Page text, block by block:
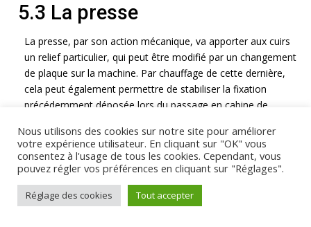
5.3 La presse
La presse, par son action mécanique, va apporter aux cuirs
un relief particulier, qui peut être modifié par un changement
de plaque sur la machine. Par chauffage de cette dernière,
cela peut également permettre de stabiliser la fixation
précédemment déposée lors du passage en cabine de
6. Le magasin
Nous utilisons des cookies sur notre site pour améliorer
votre expérience utilisateur. En cliquant sur "OK" vous
consentez à l'usage de tous les cookies. Cependant, vous
pouvez régler vos préférences en cliquant sur "Réglages".
Réglage des cookies Tout accepter